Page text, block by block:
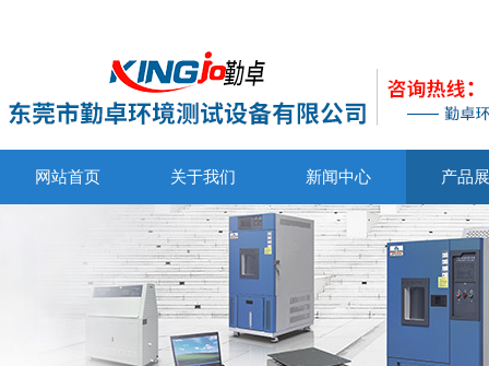
网站首页 关于我们 新闻中心 产品